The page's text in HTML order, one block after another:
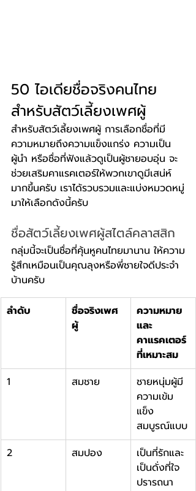
50 ไอเดียชื่อจริงคนไทย
สำหรับสัตว์เลี้ยงเพศผู้
สำหรับสัตว์เลี้ยงเพศผู้ การเลือกชื่อที่มี
ความหมายถึงความแข็งแกร่ง ความเป็น
ผู้นำ หรือชื่อที่ฟังแล้วดูเป็นผู้ชายอบอุ่น จะ
ช่วยเสริมคาแรคเตอร์ให้พวกเขาดูมีเสน่ห์
มากขึ้นครับ เราได้รวบรวมและแบ่งหมวดหมู่
มาให้เลือกดังนี้ครับ
ชื่อสัตว์เลี้ยงเพศผู้สไตล์คลาสสิก
กลุ่มนี้จะเป็นชื่อที่คุ้นหูคนไทยมานาน ให้ความ
รู้สึกเหมือนเป็นคุณลุงหรือพี่ชายใจดีประจำ
บ้านครับ
ลำดับ
ชื่อจริงเพศ
ผู้
ความหมาย
และ
คาแรคเตอร์
ที่เหมาะสม
1
สมชาย
ชายหนุ่มผู้มี
ความเข้ม
แข็ง
สมบูรณ์แบบ
2
สมปอง
เป็นที่รักและ
เป็นดั่งที่ใจ
ปรารถนา